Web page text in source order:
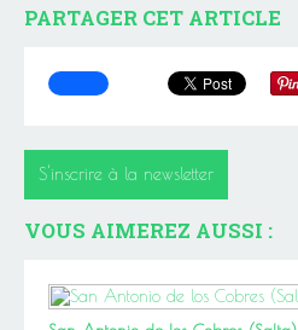
PARTAGER CET ARTICLE
S'inscrire à la newsletter
VOUS AIMEREZ AUSSI :